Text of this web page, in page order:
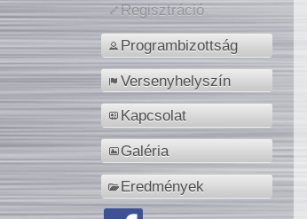
Regisztráció
Programbizottság
Versenyhelyszín
Kapcsolat
Galéria
Eredmények